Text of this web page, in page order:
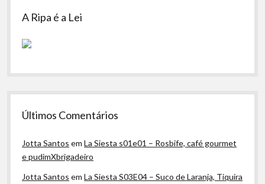
A Ripa é a Lei
Últimos Comentários
Jotta Santos emLa Siesta s01e01 – Rosbife, café gourmet
e pudimXbrigadeiro
Jotta Santos emLa Siesta S03E04 – Suco de Laranja, Tiquira